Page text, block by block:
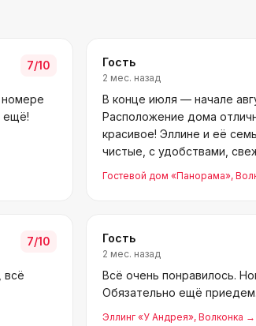
7/10
номере
ещё!
Гость
2 мес. назад
В конце июля — начале
Расположение дома
красивое! Эллине и её
чистые, с удобствами,
Гостевой дом «Панорама»,
7/10
всё
Гость
2 мес. назад
Всё очень понравилось.
Обязательно ещё приедем.
Эллинг «У Андрея», Волконка →